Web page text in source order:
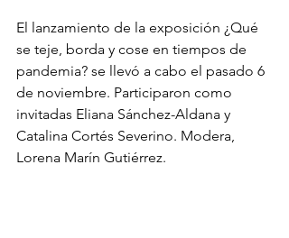
El lanzamiento de la exposición ¿Qué
se teje, borda y cose en tiempos de
pandemia? se llevó a cabo el pasado 6
de noviembre. Participaron como
invitadas Eliana Sánchez-Aldana y
Catalina Cortés Severino. Modera,
Lorena Marín Gutiérrez.